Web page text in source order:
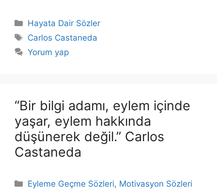
Kategoriler
Hayata Dair Sözler
Etiketler
Carlos Castaneda
Yorum yap
“Bir bilgi adamı, eylem içinde
yaşar, eylem hakkında
düşünerek değil.” Carlos
Castaneda
Kategoriler
Eyleme Geçme Sözleri, Motivasyon Sözleri